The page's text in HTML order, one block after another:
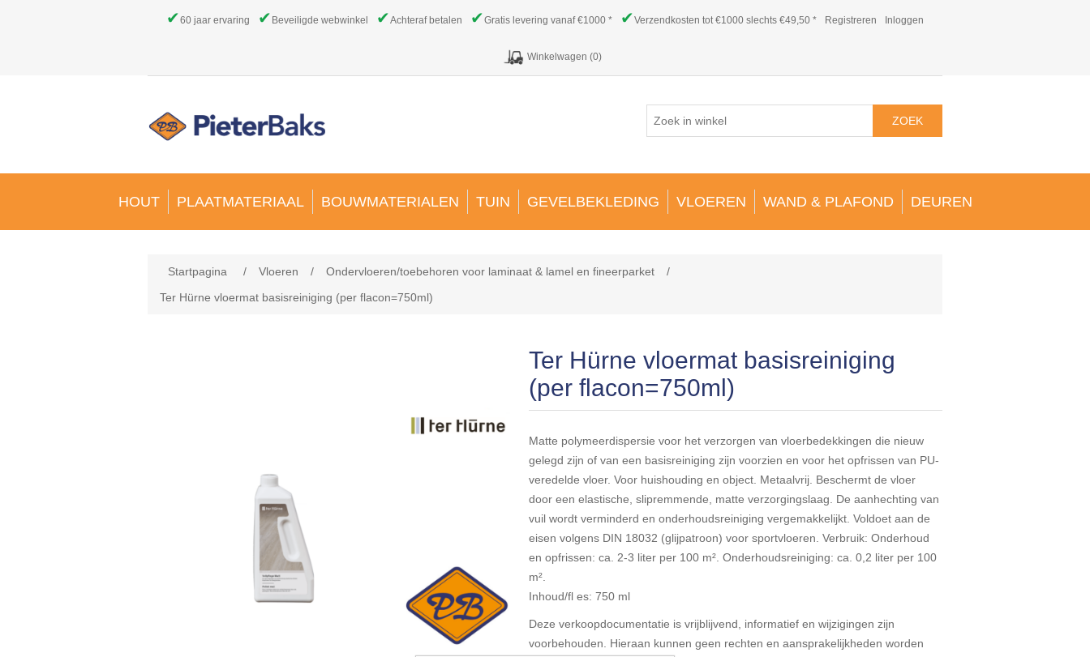
✔60 jaar ervaring ✔ Beveiligde webwinkel ✔Achteraf betalen ✔Gratis levering vanaf €1000 * ✔Verzendkosten tot €1000 slechts €49,50 * Registreren Inloggen
Winkelwagen (0)
ZOEK
HOUT PLAATMATERIAAL BOUWMATERIALEN TUIN GEVELBEKLEDING VLOEREN WAND & PLAFOND DEUREN
Startpagina / Vloeren / Ondervloeren/toebehoren voor laminaat & lamel en fineerparket
/
Ter Hürne vloermat basisreiniging (per flacon=750ml)
Ter Hürne vloermat basisreiniging
(per flacon=750ml)
Matte polymeerdispersie voor het verzorgen van vloerbedekkingen die nieuw
gelegd zijn of van een basisreiniging zijn voorzien en voor het opfrissen van PU-
veredelde vloer. Voor huishouding en object. Metaalvrij. Beschermt de vloer
door een elastische, slipremmende, matte verzorgingslaag. De aanhechting van
vuil wordt verminderd en onderhoudsreiniging vergemakkelijkt. Voldoet aan de
eisen volgens DIN 18032 (glijpatroon) voor sportvloeren. Verbruik: Onderhoud
en opfrissen: ca. 2-3 liter per 100 m². Onderhoudsreiniging: ca. 0,2 liter per 100
m².
Inhoud/fl es: 750 ml
Deze verkoopdocumentatie is vrijblijvend, informatief en wijzigingen zijn
voorbehouden. Hieraan kunnen geen rechten en aansprakelijkheden worden